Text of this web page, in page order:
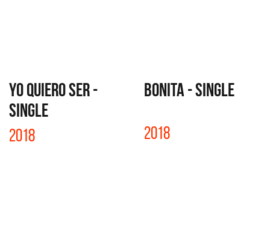
YO QUIERO SER -
SINGLE
2018
BONITA - SINGLE
2018